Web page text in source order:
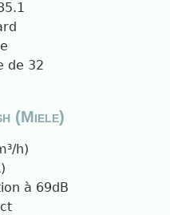
de 32
(Miele)
h)
à 69dB